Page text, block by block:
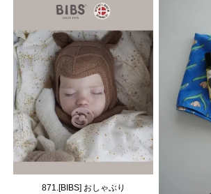
871.[BIBS] おしゃぶり